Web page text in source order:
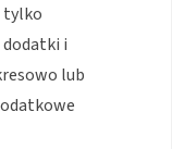
tylko
i
lub